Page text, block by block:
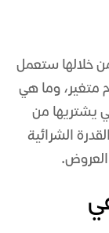
خلالها ستعمل
متغير، وما هي
يشتريها من
الشرائية